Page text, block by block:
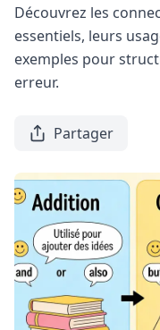
Découvrez les
essentiels, leurs
exemples pour
erreur.
Partager